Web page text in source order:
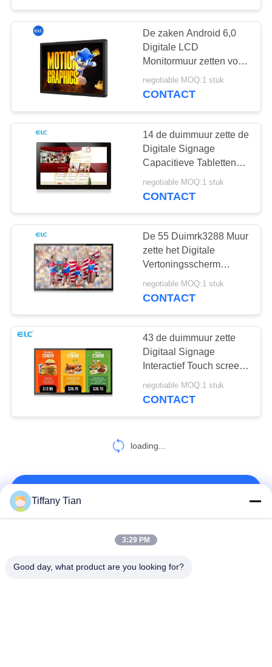
Medische tablet PC
35
Dual-screen borden
Digitale agenda's
Slimme thuistablet
6
De zaken Android 6,0
Digitale LCD
Monitormuur zetten voor
Reclame op
negotiable MOQ:1 stuk
CONTACT
14 de duimmuur zette de
Digitale Signage
Capacitieve Tabletten
van Touch
screenandroid op
negotiable MOQ:1 stuk
CONTACT
De 55 Duimrk3288 Muur
zette het Digitale
Vertoningsscherm
Android 8,1 de Schors
A17 van de Vierlingkern
negotiable MOQ:1 stuk
CONTACT
43 de duimmuur zette
Digitaal Signage
Interactief Touch screen
Android 8,1 Systeem op
negotiable MOQ:1 stuk
CONTACT
loading...
populaire categorieën
Tiffany Tian
3:29 PM
Good day, what product are you looking for?